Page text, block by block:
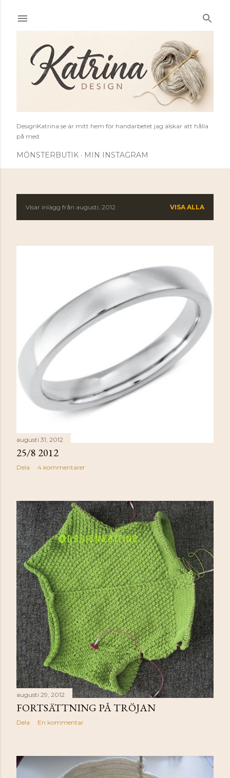
DesignKatrina.se är mitt hem för handarbetet jag älskar att hålla
på med.
MÖNSTERBUTIK MIN INSTAGRAM
I Visar inlägg från augusti, 2012 VISA ALLA
augusti 31, 2012
25/8 2012
Dela 4 kommentarer
augusti 29, 2012
FORTSÄTTNING PÅ TRÖJAN
Dela En kommentar